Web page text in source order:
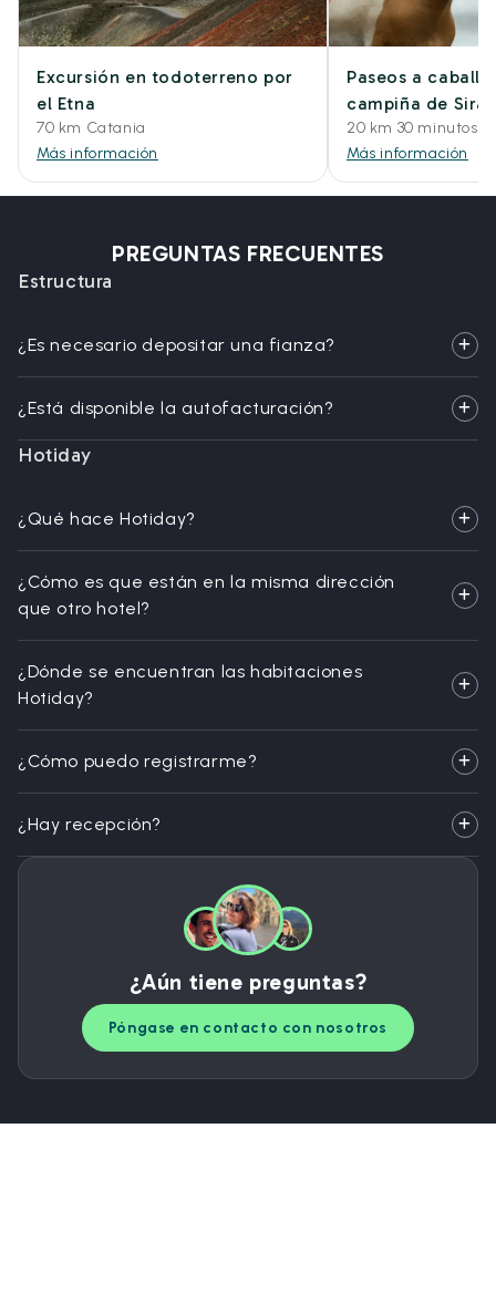
Excursión en todoterreno por
el Etna
70 km Catania
Más información
Paseos a
campiña de
20 km 30 minutos
Más información
PREGUNTAS FRECUENTES
Estructura
¿Es necesario depositar una fianza?
¿Está disponible la autofacturación?
Hotiday
¿Qué hace Hotiday?
¿Cómo es que están en la misma dirección
que otro hotel?
¿Dónde se encuentran las habitaciones
Hotiday?
¿Cómo puedo registrarme?
¿Hay recepción?
¿Aún tiene preguntas?
Póngase en contacto con nosotros